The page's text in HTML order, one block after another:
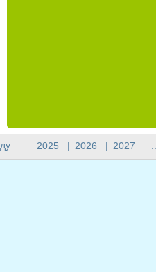
2025 | 2026 | 2027